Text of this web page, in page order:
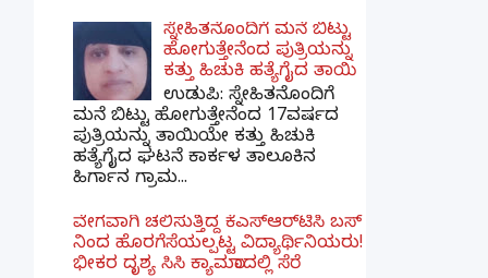
ಸ್ನೇಹಿತನೊಂದಿಗೆ ಮನೆ ಬಿಟ್ಟು
ಹೋಗುತ್ತೇನೆಂದ ಪುತ್ರಿಯನ್ನು
ಕತ್ತು ಹಿಚುಕಿ ಹತ್ಯೆಗೈದ ತಾಯಿ
ಉಡುಪಿ: ಸ್ನೇಹಿತನೊಂದಿಗೆ
ಮನೆ ಬಿಟ್ಟು ಹೋಗುತ್ತೇನೆಂದ 17ವರ್ಷದ
ಪುತ್ರಿಯನ್ನು ತಾಯಿಯೇ ಕತ್ತು ಹಿಚುಕಿ
ಹತ್ಯೆಗೈದ ಘಟನೆ ಕಾರ್ಕಳ ತಾಲೂಕಿನ
ಹಿರ್ಗಾನ ಗ್ರಾಮ...
ವೇಗವಾಗಿ ಚಲಿಸುತ್ತಿದ್ದ ಕೆಎಸ್​ಆರ್​ಟಿಸಿ ಬಸ್​
ನಿಂದ ಹೊರಗೆಸೆಯಲ್ಪಟ್ಟ ವಿದ್ಯಾರ್ಥಿನಿಯರು!
ಭೀಕರ ದೃಶ್ಯ ಸಿಸಿ ಕ್ಯಾಮರಾದಲ್ಲಿ ಸೆರೆ